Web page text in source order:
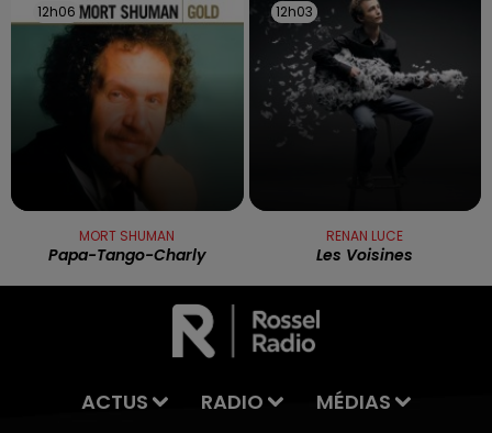
12h06
12h06
MORT SHUMAN
Papa-Tango-Charly
12h03
12h03
RENAN LUCE
Les Voisines
ACTUS RADIO
MÉDIAS